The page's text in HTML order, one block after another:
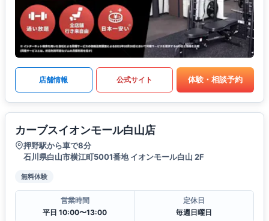
店舗情報 公式サイト 体験・相談予約
カーブスイオンモール白山店
押野駅から車で8分
石川県白山市横江町5001番地 イオンモール白山 2F
無料体験
営業時間
平日 10:00〜13:00
定休日
毎週日曜日